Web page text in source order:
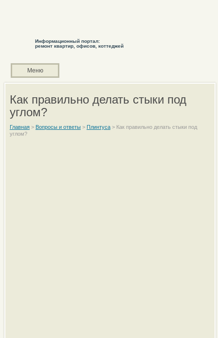
Информационный портал:
ремонт квартир, офисов, коттеджей
Меню
Как правильно делать стыки под
углом?
Главная> Вопросы и ответы> Плинтуса> Как правильно делать стыки под
углом?